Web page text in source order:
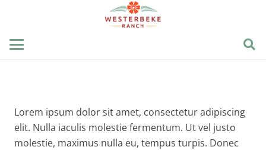
Lorem ipsum dolor sit amet, consectetur adipiscing
elit. Nulla iaculis molestie fermentum. Ut vel justo
molestie, maximus nulla eu, tempus turpis. Donec